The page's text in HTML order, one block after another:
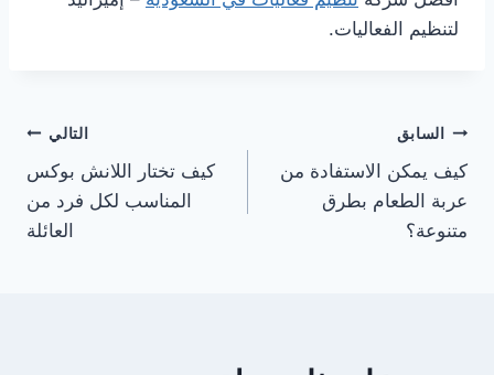
لتنظيم الفعاليات.
تصفّح
المقالات
السابق
كيف يمكن الاستفادة من
عربة الطعام بطرق
متنوعة؟
التالي
كيف تختار اللانش بوكس
المناسب لكل فرد من
العائلة